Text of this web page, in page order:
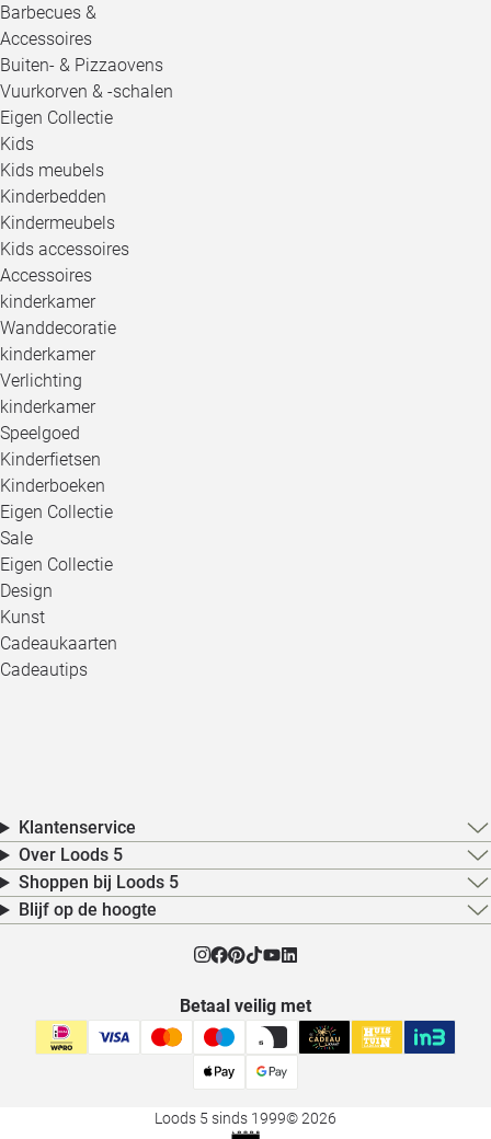
Barbecues &
Accessoires
Buiten- & Pizzaovens
Vuurkorven & -schalen
Eigen Collectie
Kids
Kids meubels
Kinderbedden
Kindermeubels
Kids accessoires
Accessoires
kinderkamer
Wanddecoratie
kinderkamer
Verlichting
kinderkamer
Speelgoed
Kinderfietsen
Kinderboeken
Eigen Collectie
Sale
Eigen Collectie
Design
Kunst
Cadeaukaarten
Cadeautips
Klantenservice
Over Loods 5
Shoppen bij Loods 5
Blijf op de hoogte
Betaal veilig met
Loods 5 sinds 1999© 2026